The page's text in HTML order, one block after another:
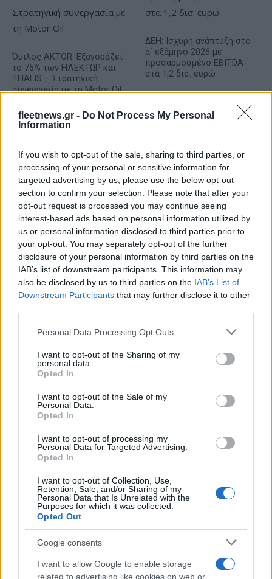
fleetnews.gr - Do Not Process My Personal
Information
If you wish to opt-out of the sale, sharing to third parties, or
processing of your personal or sensitive information for
targeted advertising by us, please use the below opt-out
section to confirm your selection. Please note that after your
opt-out request is processed you may continue seeing
interest-based ads based on personal information utilized by
us or personal information disclosed to third parties prior to
your opt-out. You may separately opt-out of the further
disclosure of your personal information by third parties on the
IAB’s list of downstream participants. This information may
also be disclosed by us to third parties on the IAB’s List of
Downstream Participants that may further disclose it to other
Please note that this website/app uses one or more Google
not limited to your visit or usage behaviour. You may click to
grant or deny consent to Google and its third-party tags to
use your data for below specified purposes in below Google
consent section.
Personal Data Processing Opt Outs
I want to opt-out of the Sharing of my
personal data.
Opted In
I want to opt-out of the Sale of my
Personal Data.
Opted In
I want to opt-out of processing my
Personal Data for Targeted Advertising.
Opted In
I want to opt-out of Collection, Use,
Retention, Sale, and/or Sharing of my
Personal Data that Is Unrelated with the
Purposes for which it was collected.
Opted Out
Google consents
I want to allow Google to enable storage
related to advertising like cookies on web or
Όμιλος AKTOR: Εξαγοράζει
το 75% των ΗΛΕΚΤΩΡ και
THALIS – Στρατηγική
συνεργασία με τη Motor Oil
ΔΕΗ: Ισχυρή ανάπτυξη στο
α΄ εξάμηνο 2026 με
προσαρμοσμένο EBITDA
στα 1,2 δισ. ευρώ
Η συμφωνία Arval-Athlon αναδιαμορφώνει την αγορά leasing
VW: Η δύσκολη εξίσωση
της αναδιάρθρωσης
Alpha Bank: Για πρώτη φορά
το Αρχαίο Θέατρο
Επιδαύρου άνοιξε τις πύλες
βιωσιμότητα σε καθημερινή πράξη
Ολυμπιακού
ΕΤΙΚΕΤΕΣ Audi Q4 40 e-tron